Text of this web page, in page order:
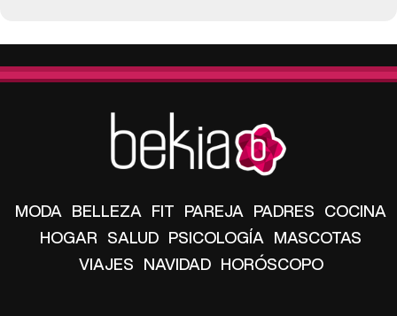
MODA BELLEZA FIT PAREJA PADRES COCINA
HOGAR SALUD PSICOLOGÍA MASCOTAS
VIAJES NAVIDAD HORÓSCOPO